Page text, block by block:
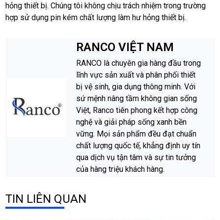
hỏng thiết bị. Chúng tôi không chịu trách nhiệm trong trường
hợp sử dụng pin kém chất lượng làm hư hỏng thiết bị.
RANCO VIỆT NAM
RANCO là chuyên gia hàng đầu trong
lĩnh vực sản xuất và phân phối thiết
bị vệ sinh, gia dụng thông minh. Với
sứ mệnh nâng tầm không gian sống
Việt, Ranco tiên phong kết hợp công
nghệ và giải pháp sống xanh bền
vững. Mọi sản phẩm đều đạt chuẩn
chất lượng quốc tế, khẳng định uy tín
qua dịch vụ tận tâm và sự tin tưởng
của hàng triệu khách hàng.
TIN LIÊN QUAN